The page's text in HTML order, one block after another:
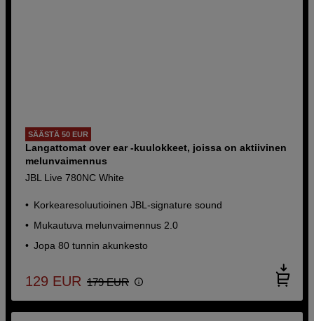
SÄÄSTÄ 50 EUR
Langattomat over ear -kuulokkeet, joissa on aktiivinen
melunvaimennus
JBL Live 780NC White
Korkearesoluutioinen JBL-signature sound
Mukautuva melunvaimennus 2.0
Jopa 80 tunnin akunkesto
129 EUR 179 EUR